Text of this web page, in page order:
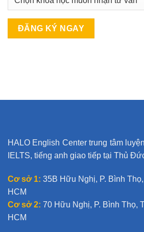
HALO English Center trung tâm
IELTS, tiếng anh giao tiếp tại Thủ
Cơ sở 1: 35B Hữu Nghị, P. Bình
HCM
Cơ sở 2: 70 Hữu Nghị, P. Bình Thọ,
HCM